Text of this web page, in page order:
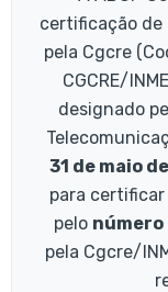
certificação de
pela Cgcre
CGCRE/
designado
31 de maio
para
pelo número
pela Cgcre/